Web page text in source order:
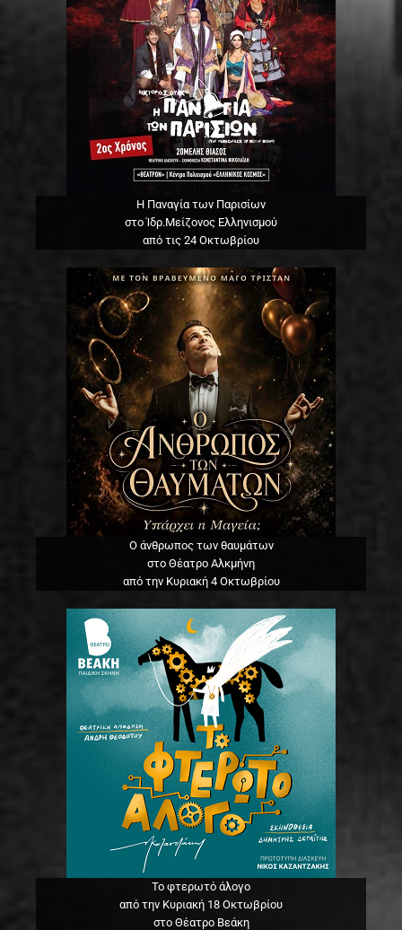
Η Παναγία των Παρισίων
στο Ίδρ.Μείζονος Ελληνισμού
από τις 24 Οκτωβρίου
Ο άνθρωπος των θαυμάτων
στο Θέατρο Αλκμήνη
από την Κυριακή 4 Οκτωβρίου
Το φτερωτό άλογο
από την Κυριακή 18 Οκτωβρίου
στο Θέατρο Βεάκη